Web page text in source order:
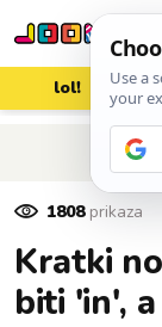
lol!
1808prikaza
Kratki
biti 'in',